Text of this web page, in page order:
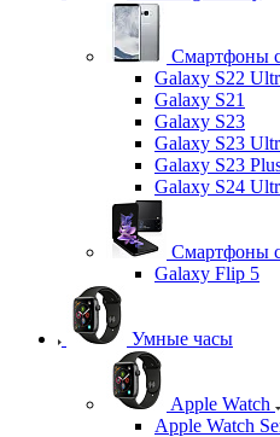
Смартфоны
Galaxy S22
Galaxy S21
Galaxy S23
Galaxy S23
Galaxy S23
Galaxy S24
Смартфоны
Galaxy Flip 5
Умные часы
Apple Watch
Apple Watch